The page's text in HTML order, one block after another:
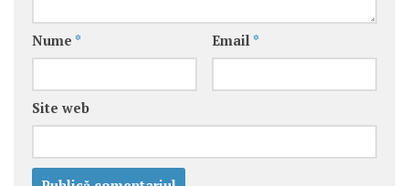
Nume * Email *
Site web